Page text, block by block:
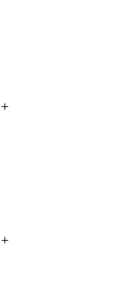
+
+